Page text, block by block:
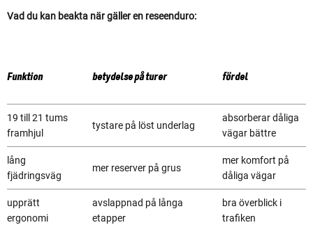
Vad du kan beakta när gäller en reseenduro:
Funktion betydelse på turer fördel
19 till 21 tums
framhjul
tystare på löst underlag
absorberar dåliga
vägar bättre
lång
fjädringsväg
mer reserver på grus
mer komfort på
dåliga vägar
upprätt
ergonomi
avslappnad på långa
etapper
bra överblick i
trafiken